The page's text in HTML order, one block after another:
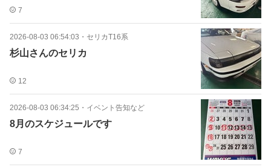
7
2026-08-03 06:54:03 ・ セリカT16系
杉山さんのセリカ
12
2026-08-03 06:34:25 ・ イベント告知など
8月のスケジュールです
7